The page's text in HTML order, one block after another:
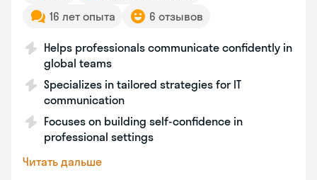
16 лет опыта
6 отзывов
Helps professionals communicate confidently in
global teams
Specializes in tailored strategies for IT
communication
Focuses on building self-confidence in
professional settings
Читать дальше